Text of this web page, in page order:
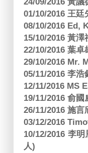
01/10/2016 王
08/10/2016 Ed,
15/10/2016 黃
22/10/2016 葉
29/10/2016 Mr.
05/11/2016 李
12/11/2016 MS
19/11/2016 俞
26/11/2016 施
03/12/2016
10/12/2016 李
人)